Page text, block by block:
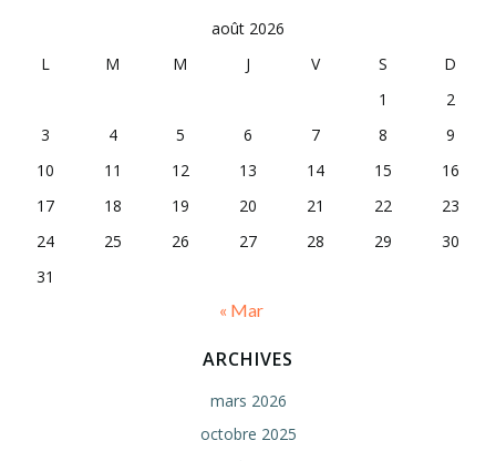
août 2026
L
M M J V S
D
1
2
3
4 5 6 7 8
9
10
11 12 13 14 15
16
17
18 19 20 21 22
23
24
25 26 27 28 29
30
31
« Mar
ARCHIVES
mars 2026
octobre 2025